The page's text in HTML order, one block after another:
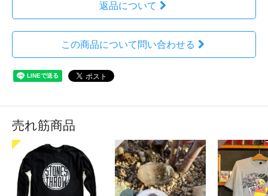
返品について
この商品について問い合わせる
売れ筋商品